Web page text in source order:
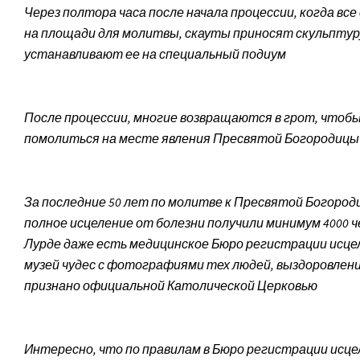
Через полтора часа после начала процессии, когда
на площади для молитвы, скауты приносят
устанавливают ее на специальный подиум
После процессии, многие возвращаются в грот,
помолиться на месте явления Пресвятой Богородицы
За последние 50 лет по молитве к Пресвятой
полное исцеление от болезни получили минимум 4000
Лурде даже есть медицинское Бюро регистрации
музей чудес с фотографиями тех людей,
признано официальной Католической Церковью
Интересно, что по правилам в Бюро регистрации